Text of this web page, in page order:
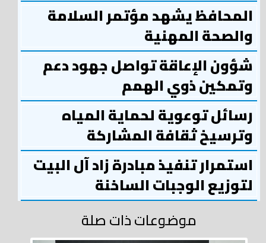
المحافظ يشهد مؤتمر السلامة
والصحة المهنية
شؤون الإعاقة تواصل جهود دعم
وتمكين ذوي الهمم
رسائل توعوية لحماية المياه
وترسيخ ثقافة المشاركة
استمرار تنفيذ مبادرة زاد آل البيت
لتوزيع الوجبات الساخنة
موضوعات ذات صلة